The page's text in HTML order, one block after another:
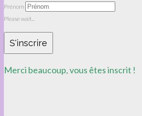
Prénom
Please wait...
S'inscrire
Merci beaucoup, vous êtes inscrit !